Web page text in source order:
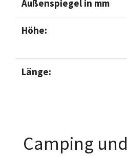
Außenspiegel in mm
Höhe:
Länge:
Camping und